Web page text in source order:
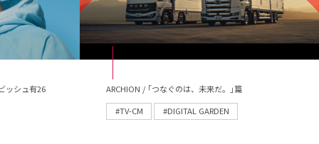
ッシュ有26
ARCHION / ｢つなぐのは、未来だ。｣篇
#TV-CM
#DIGITAL GARDEN